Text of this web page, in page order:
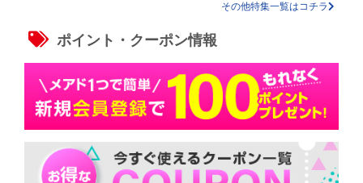
その他特集一覧はコチラ
ポイント・クーポン情報